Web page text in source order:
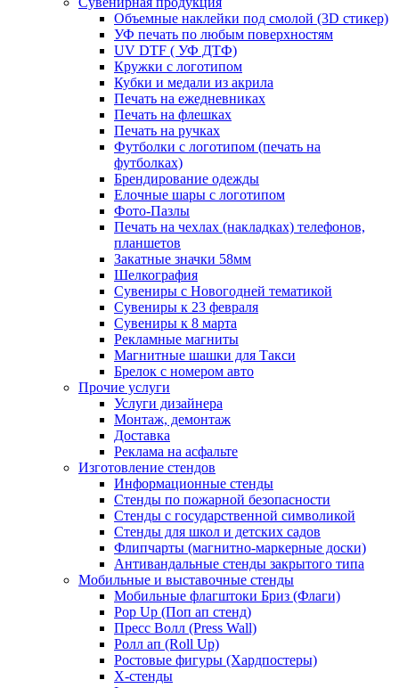
Объемные наклейки под смолой (3D стикер)
УФ печать по любым поверхностям
UV DTF ( УФ ДТФ)
Кружки с логотипом
Кубки и медали из акрила
Печать на ежедневниках
Печать на флешках
Печать на ручках
Футболки с логотипом (печать на
футболках)
Брендирование одежды
Елочные шары с логотипом
Фото-Пазлы
Печать на чехлах (накладках) телефонов,
планшетов
Закатные значки 58мм
Шелкография
Сувениры с Новогодней тематикой
Сувениры к 23 февраля
Сувениры к 8 марта
Рекламные магниты
Магнитные шашки для Такси
Брелок с номером авто
Прочие услуги
Услуги дизайнера
Монтаж, демонтаж
Доставка
Реклама на асфальте
Изготовление стендов
Информационные стенды
Стенды по пожарной безопасности
Стенды с государственной символикой
Стенды для школ и детских садов
Флипчарты (магнитно-маркерные доски)
Антивандальные стенды закрытого типа
Мобильные и выставочные стенды
Мобильные флагштоки Бриз (Флаги)
Pop Up (Поп ап стенд)
Пресс Волл (Press Wall)
Ролл ап (Roll Up)
Ростовые фигуры (Хардпостеры)
X-стенды